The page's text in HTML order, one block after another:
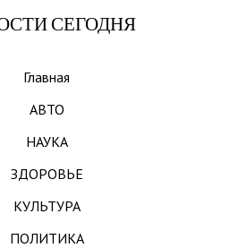
СЕГОДНЯ
Главная
АВТО
НАУКА
ЗДОРОВЬЕ
КУЛЬТУРА
ПОЛИТИКА